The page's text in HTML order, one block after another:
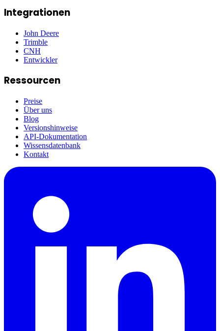
Integrationen
John Deere
Trimble
CNH
Entwickler
Ressourcen
Preise
Über uns
Blog
Versionshinweise
API-Dokumentation
Wissensdatenbank
Kontakt